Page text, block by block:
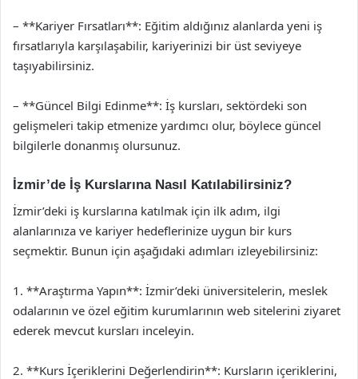
– **Kariyer Fırsatları**: Eğitim aldığınız alanlarda yeni iş
fırsatlarıyla karşılaşabilir, kariyerinizi bir üst seviyeye
taşıyabilirsiniz.
– **Güncel Bilgi Edinme**: İş kursları, sektördeki son
gelişmeleri takip etmenize yardımcı olur, böylece güncel
bilgilerle donanmış olursunuz.
İzmir’de İş Kurslarına Nasıl Katılabilirsiniz?
İzmir’deki iş kurslarına katılmak için ilk adım, ilgi
alanlarınıza ve kariyer hedeflerinize uygun bir kurs
seçmektir. Bunun için aşağıdaki adımları izleyebilirsiniz:
1. **Araştırma Yapın**: İzmir’deki üniversitelerin, meslek
odalarının ve özel eğitim kurumlarının web sitelerini ziyaret
ederek mevcut kursları inceleyin.
2. **Kurs İçeriklerini Değerlendirin**: Kursların içeriklerini,